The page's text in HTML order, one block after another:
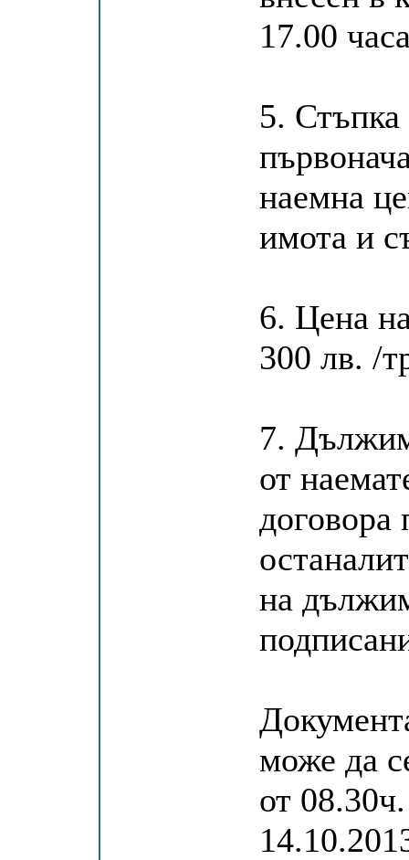
17.00
5. Стъпка
наемна
имота и
6. Цена
300 лв. /
7.
от
договора
на
може да
от